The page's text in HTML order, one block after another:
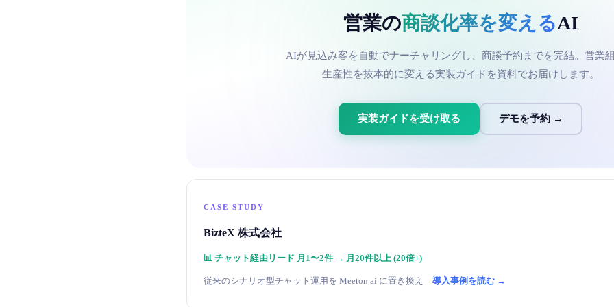
営業の商談化率を変えるAI
AIが見込み客を自動でナーチャリングし、商談予約までを完結。営業
生産性を抜本的に変える実装ガイドを資料でお届けします。
実装ガイドを受け取る デモを予約 →
CASE STUDY
BizteX 株式会社
📊 チャット経由リード 月1〜2件 → 月20件以上 (20倍+)
従来のシナリオ型チャット運用を Meeton ai に置き換え 導入事例を読む →